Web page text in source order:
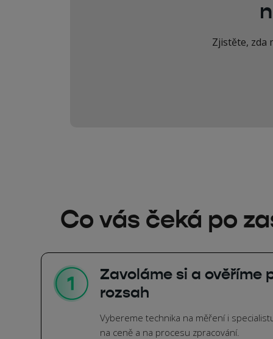
Zjistěte, zda
Co vás čeká po
Zavoláme si a ověříme
rozsah
Vybereme technika na měření i
na ceně a na procesu zpracování.